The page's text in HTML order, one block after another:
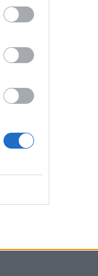
Bērna emocijas